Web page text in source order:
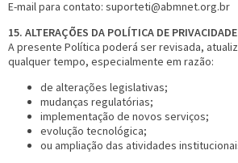
E-mail para contato: suporteti@abmnet.org.br
15. ALTERAÇÕES DA POLÍTICA DE PRIVACIDADE
A presente Política poderá ser revisada,
qualquer tempo, especialmente em razão:
de alterações legislativas;
mudanças regulatórias;
implementação de novos serviços;
evolução tecnológica;
ou ampliação das atividades